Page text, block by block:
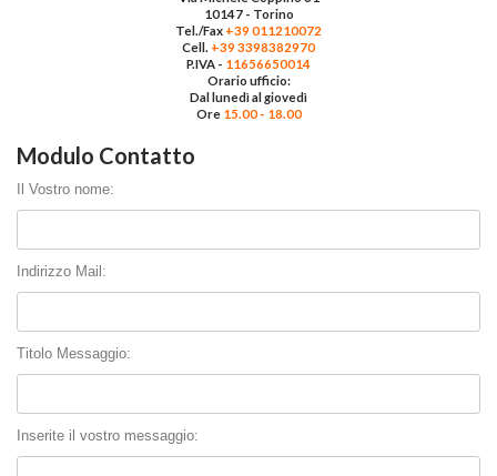
10147 - Torino
Tel./Fax +39 011210072
Cell. +39 3398382970
P.IVA - 11656650014
Orario ufficio:
Dal lunedì al giovedì
Ore 15.00 - 18.00
Modulo Contatto
Il Vostro nome:
Indirizzo Mail:
Titolo Messaggio:
Inserite il vostro messaggio: